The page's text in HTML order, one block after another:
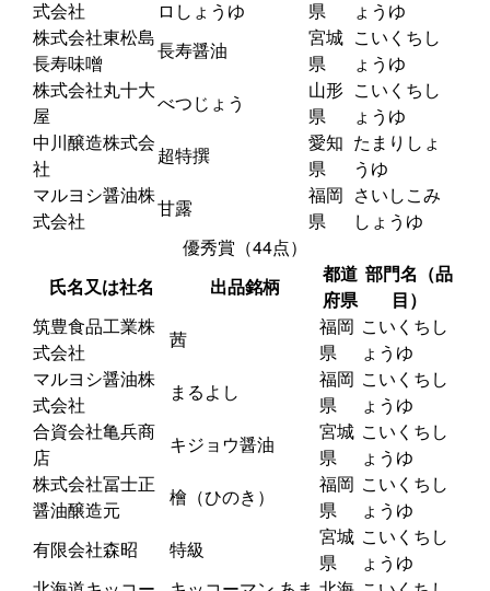
式会社
ロしょうゆ
県
ょうゆ
株式会社東松島
長寿味噌
長寿醤油
宮城
県
こいくちし
ょうゆ
株式会社丸十大
屋
べつじょう
山形
県
こいくちし
ょうゆ
中川醸造株式会
社
超特撰
愛知
県
たまりしょ
うゆ
マルヨシ醤油株
式会社
甘露
福岡
県
さいしこみ
しょうゆ
優秀賞（44点）
氏名又は社名
出品銘柄
都道
府県
部門名（品
目）
筑豊食品工業株
式会社
茜
福岡
県
こいくちし
ょうゆ
マルヨシ醤油株
式会社
まるよし
福岡
県
こいくちし
ょうゆ
合資会社亀兵商
店
キジョウ醤油
宮城
県
こいくちし
ょうゆ
株式会社冨士正
醤油醸造元
檜（ひのき）
福岡
県
こいくちし
ょうゆ
有限会社森昭
特級
宮城
県
こいくちし
ょうゆ